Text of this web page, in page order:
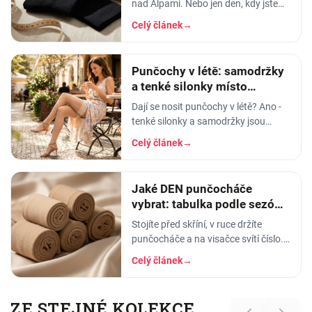
nad Alpami. Nebo jen den, kdy jste
nohy jako z olova. Znáte ten pocit,
Celý článek→
Punčochy v létě: samodržky
a tenké silonky místo
punčocháčů
Dají se nosit punčochy v létě? Ano -
tenké silonky a samodržky jsou
a poradíme, jak vybrat letní
Celý článek→
Jaké DEN punčocháče
vybrat: tabulka podle sezóny
i příležitosti
Stojíte před skříní, v ruce držíte
punčocháče a na visačce svítí číslo.
tušení, co to znamená a jestli to dnes
Celý článek→